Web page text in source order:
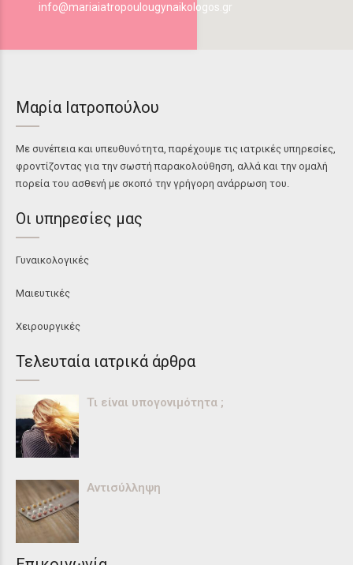
info@mariaiatropoulougynaikologos.gr
Μαρία Ιατροπούλου
Με συνέπεια και υπευθυνότητα, παρέχουμε τις ιατρικές υπηρεσίες,
φροντίζοντας για την σωστή παρακολούθηση, αλλά και την ομαλή
πορεία του ασθενή με σκοπό την γρήγορη ανάρρωση του.
Οι υπηρεσίες μας
Γυναικολογικές
Μαιευτικές
Χειρουργικές
Τελευταία ιατρικά άρθρα
Τι είναι υπογονιμότητα ;
Αντισύλληψη